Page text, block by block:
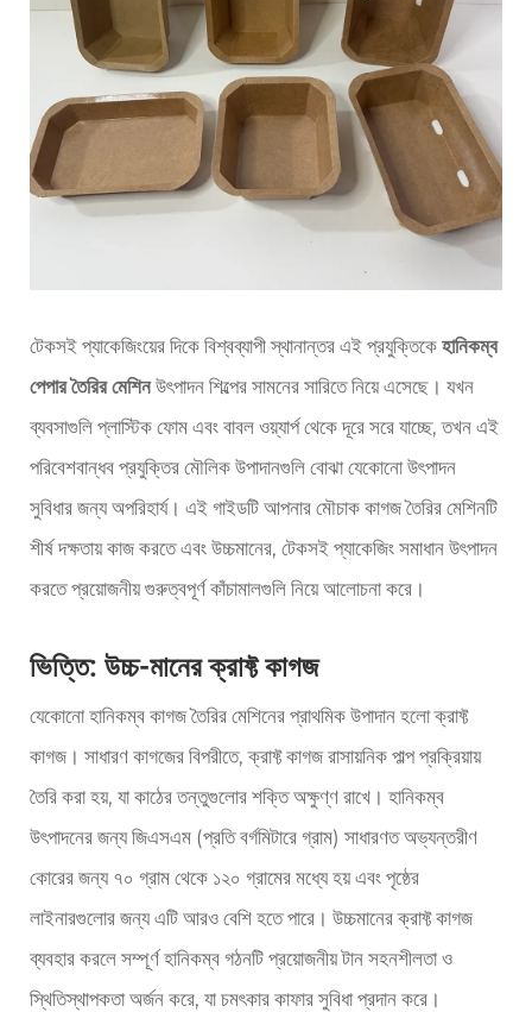
টেকসই প্যাকেজিংয়ের দিকে বিশ্বব্যাপী স্থানান্তর এই প্রযুক্তিকে হানিকম্ব
পেপার তৈরির মেশিনউৎপাদন শিল্পের সামনের সারিতে নিয়ে এসেছে। যখন
ব্যবসাগুলি প্লাস্টিক ফোম এবং বাবল ওয়্যার্প থেকে দূরে সরে যাচ্ছে, তখন এই
পরিবেশবান্ধব প্রযুক্তির মৌলিক উপাদানগুলি বোঝা যেকোনো উৎপাদন
সুবিধার জন্য অপরিহার্য। এই গাইডটি আপনার মৌচাক কাগজ তৈরির মেশিনটি
শীর্ষ দক্ষতায় কাজ করতে এবং উচ্চমানের, টেকসই প্যাকেজিং সমাধান উৎপাদন
করতে প্রয়োজনীয় গুরুত্বপূর্ণ কাঁচামালগুলি নিয়ে আলোচনা করে।
ভিত্তি: উচ্চ-মানের ক্রাফ্ট কাগজ
যেকোনো হানিকম্ব কাগজ তৈরির মেশিনের প্রাথমিক উপাদান হলো ক্রাফ্ট
কাগজ। সাধারণ কাগজের বিপরীতে, ক্রাফ্ট কাগজ রাসায়নিক পাল্প প্রক্রিয়ায়
তৈরি করা হয়, যা কাঠের তন্তুগুলোর শক্তি অক্ষুণ্ণ রাখে। হানিকম্ব
উৎপাদনের জন্য জিএসএম (প্রতি বর্গমিটারে গ্রাম) সাধারণত অভ্যন্তরীণ
কোরের জন্য ৭০ গ্রাম থেকে ১২০ গ্রামের মধ্যে হয় এবং পৃষ্ঠের
লাইনারগুলোর জন্য এটি আরও বেশি হতে পারে। উচ্চমানের ক্রাফ্ট কাগজ
ব্যবহার করলে সম্পূর্ণ হানিকম্ব গঠনটি প্রয়োজনীয় টান সহনশীলতা ও
স্থিতিস্থাপকতা অর্জন করে, যা চমৎকার কাফার সুবিধা প্রদান করে।